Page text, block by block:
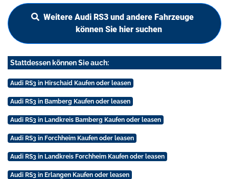
Weitere Audi RS3 und andere Fahrzeuge
können Sie hier suchen
Stattdessen können Sie auch:
Audi RS3 in Hirschaid Kaufen oder leasen
Audi RS3 in Bamberg Kaufen oder leasen
Audi RS3 in Landkreis Bamberg Kaufen oder leasen
Audi RS3 in Forchheim Kaufen oder leasen
Audi RS3 in Landkreis Forchheim Kaufen oder leasen
Audi RS3 in Erlangen Kaufen oder leasen